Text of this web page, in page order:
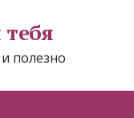
полезно